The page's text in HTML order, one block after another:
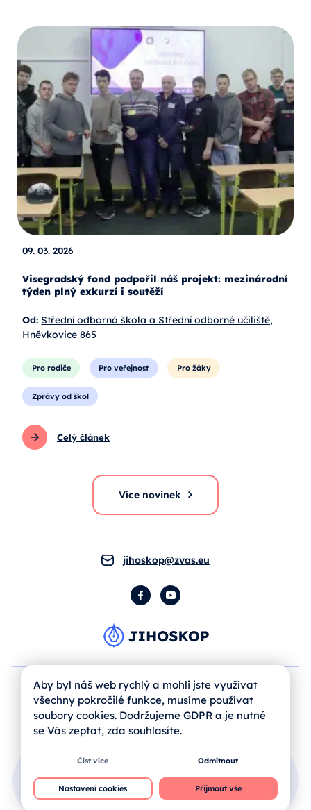
09. 03. 2026
Visegradský fond podpořil náš projekt: mezinárodní
týden plný exkurzí i soutěží
Od: Střední odborná škola a Střední odborné učiliště,
Hněvkovice 865
Pro rodiče Pro veřejnost Pro žáky
Zprávy od škol
Celý článek
Více novinek
jihoskop@zvas.eu
FacebookYouTube
Přihlášení uživatele
Jak se registrovat?
Aby byl náš web rychlý a mohli jste využívat
všechny pokročilé funkce, musíme používat
soubory cookies. Dodržujeme GDPR a je nutné
se Vás zeptat, zda souhlasíte.
Číst více Odmítnout
Nastavení cookies Přijmout vše